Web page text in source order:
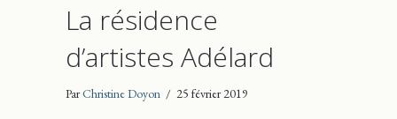
La résidence
d’artistes Adélard
ParChristine Doyon / 25 février 2019